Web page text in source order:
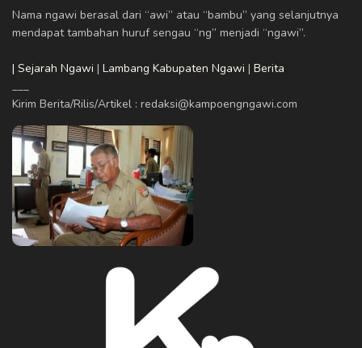
Nama ngawi berasal dari “awi” atau “bambu” yang selanjutnya
mendapat tambahan huruf sengau “ng” menjadi “ngawi”.
| Sejarah Ngawi | Lambang Kabupaten Ngawi | Berita
___
Kirim Berita/Rilis/Artikel : redaksi@kampoengngawi.com